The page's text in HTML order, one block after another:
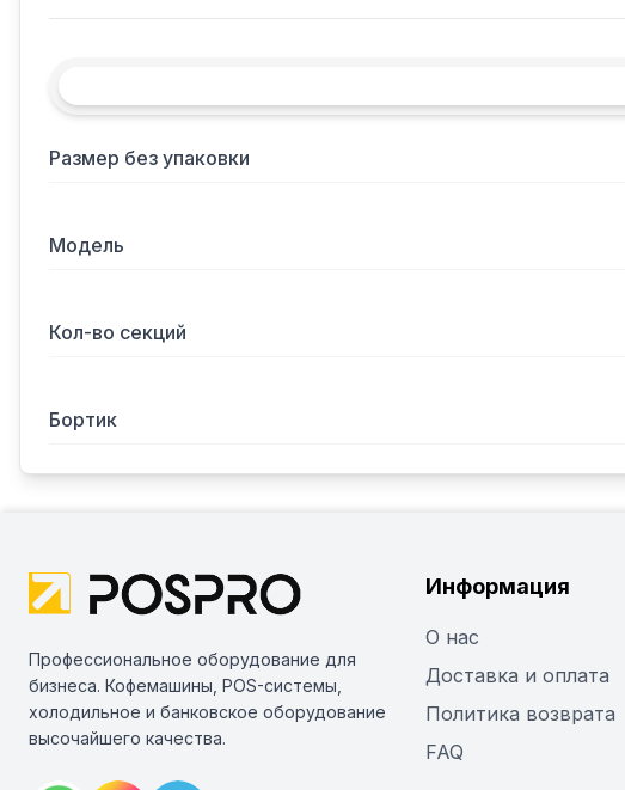
Размер без упаковки
Модель
Кол-во секций
Бортик
Профессиональное оборудование для
бизнеса. Кофемашины, POS-системы,
холодильное и банковское оборудование
высочайшего качества.
Информация
О нас
Доставка и оплата
Политика возврата
FAQ